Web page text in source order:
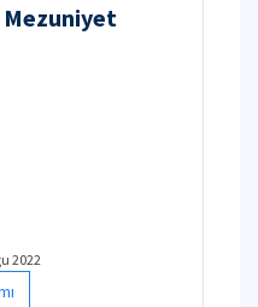
2022